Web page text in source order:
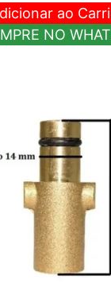
ao
NO